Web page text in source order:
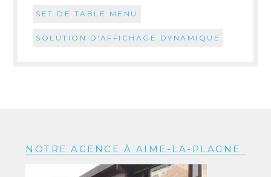
SET DE TABLE MENU
SOLUTION D'AFFICHAGE DYNAMIQUE
NOTRE AGENCE À AIME-LA-PLAGNE